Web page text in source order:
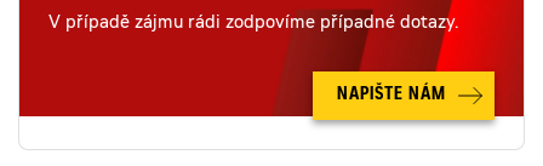
V případě zájmu rádi zodpovíme případné dotazy.
NAPIŠTE NÁM